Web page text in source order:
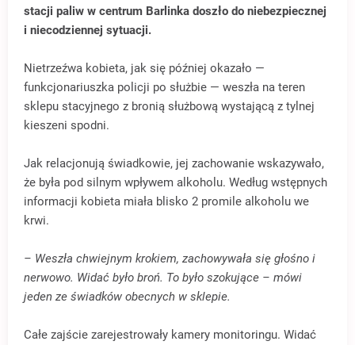
stacji paliw w centrum Barlinka doszło do niebezpiecznej
i niecodziennej sytuacji.
Nietrzeźwa kobieta, jak się później okazało —
funkcjonariuszka policji po służbie — weszła na teren
sklepu stacyjnego z bronią służbową wystającą z tylnej
kieszeni spodni.
Jak relacjonują świadkowie, jej zachowanie wskazywało,
że była pod silnym wpływem alkoholu. Według wstępnych
informacji kobieta miała blisko 2 promile alkoholu we
krwi.
– Weszła chwiejnym krokiem, zachowywała się głośno i
nerwowo. Widać było broń. To było szokujące – mówi
jeden ze świadków obecnych w sklepie.
Całe zajście zarejestrowały kamery monitoringu. Widać